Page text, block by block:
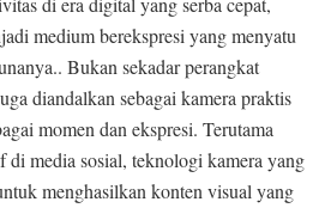
medium berekspresi yang menyatu
Bukan sekadar perangkat
diandalkan sebagai kamera praktis
momen dan ekspresi. Terutama
di media sosial, teknologi kamera yang
menghasilkan konten visual yang